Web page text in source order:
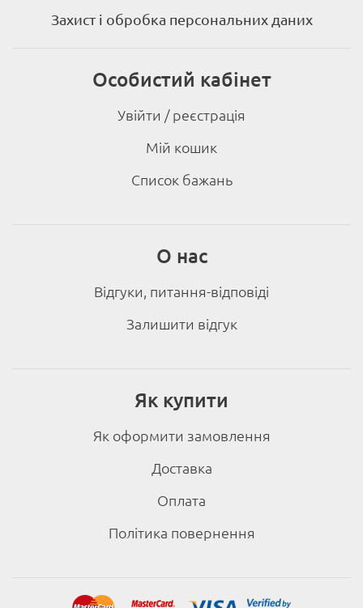
Захист і обробка персональних даних
Особистий кабінет
Увійти / реєстрація
Мій кошик
Список бажань
О нас
Відгуки, питання-відповіді
Залишити відгук
Як купити
Як оформити замовлення
Доставка
Оплата
Політика повернення